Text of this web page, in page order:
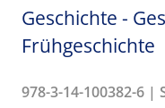
Geschichte -
Frühgeschichte
978-3-14-100382-6 |